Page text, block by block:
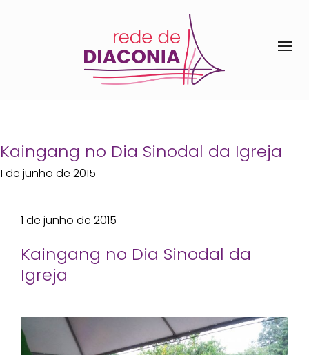
Kaingang no Dia Sinodal da Igreja
1 de junho de 2015
1 de junho de 2015
Kaingang no Dia Sinodal da
Igreja